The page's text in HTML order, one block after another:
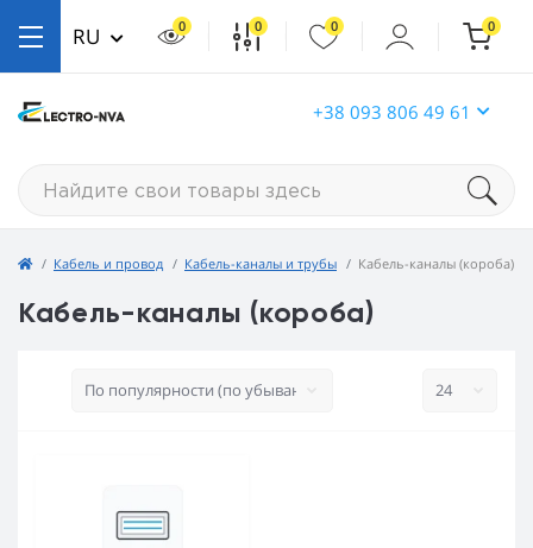
+38 093 806 49 61
RU 0 0 0 0
Кабель и провод Кабель-каналы и трубы Кабель-каналы (короба)
Кабель-каналы (короба)